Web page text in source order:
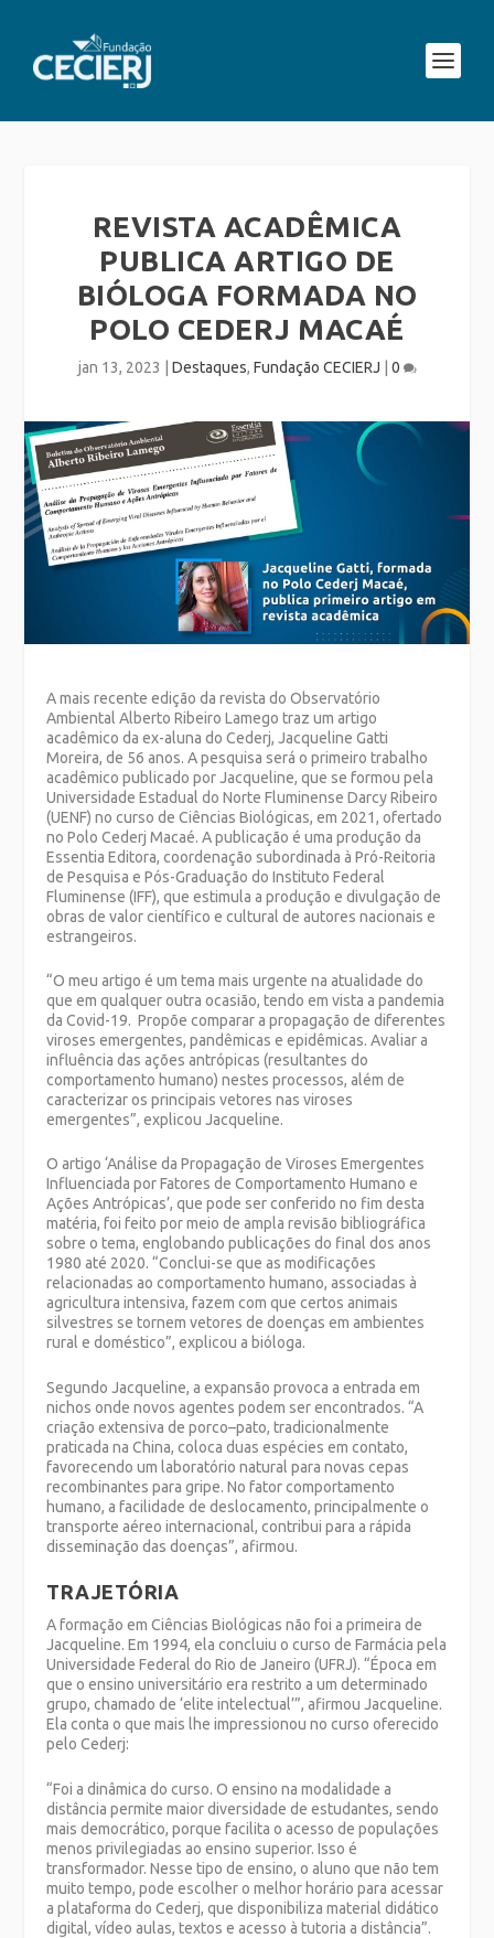
REVISTA ACADÊMICA
PUBLICA ARTIGO DE
BIÓLOGA FORMADA NO
POLO CEDERJ MACAÉ
jan 13, 2023 Destaques, Fundação CECIERJ 0
A mais recente edição da revista do Observatório
Ambiental Alberto Ribeiro Lamego traz um artigo
acadêmico da ex-aluna do Cederj, Jacqueline Gatti
Moreira, de 56 anos. A pesquisa será o primeiro trabalho
acadêmico publicado por Jacqueline, que se formou pela
Universidade Estadual do Norte Fluminense Darcy Ribeiro
(UENF) no curso de Ciências Biológicas, em 2021, ofertado
no Polo Cederj Macaé. A publicação é uma produção da
Essentia Editora, coordenação subordinada à Pró-Reitoria
de Pesquisa e Pós-Graduação do Instituto Federal
Fluminense (IFF), que estimula a produção e divulgação de
obras de valor científico e cultural de autores nacionais e
estrangeiros.
“O meu artigo é um tema mais urgente na atualidade do
que em qualquer outra ocasião, tendo em vista a pandemia
da Covid-19. Propõe comparar a propagação de diferentes
viroses emergentes, pandêmicas e epidêmicas. Avaliar a
influência das ações antrópicas (resultantes do
comportamento humano) nestes processos, além de
caracterizar os principais vetores nas viroses
emergentes”, explicouJacqueline.
O artigo‘Análise da Propagação de Viroses Emergentes
Influenciada por Fatores de Comportamento Humano e
Ações Antrópicas’, que pode ser conferido no fim desta
matéria,foi feito por meio de ampla revisão bibliográfica
sobre o tema, englobando publicações do final dos anos
1980 até 2020. “Conclui-se que as modificações
relacionadas ao comportamento humano, associadas à
agricultura intensiva, fazem com que certos animais
silvestres se tornem vetores de doenças em ambientes
rural e doméstico”, explicou a bióloga.
Segundo Jacqueline, a expansão provoca a entrada em
nichos onde novos agentes podem ser encontrados. “A
criação extensiva de porco–pato, tradicionalmente
praticada na China, coloca duas espécies em contato,
favorecendo um laboratório natural para novas cepas
recombinantes para gripe. No fator comportamento
humano, a facilidade de deslocamento, principalmente o
transporte aéreo internacional, contribui para a rápida
disseminação das doenças”, afirmou.
TRAJETÓRIA
A formação em Ciências Biológicas não foi a primeira de
Jacqueline. Em 1994, ela concluiu o curso de Farmácia pela
Universidade Federal do Rio de Janeiro (UFRJ). “Época em
que o ensino universitário era restrito a um determinado
grupo, chamado de ‘elite intelectual’”, afirmou Jacqueline.
Ela conta o que mais lhe impressionou no curso oferecido
pelo Cederj:
“Foi a dinâmica do curso. O ensino na modalidade a
distância permite maior diversidade de estudantes, sendo
mais democrático, porque facilita o acesso de populações
menos privilegiadas ao ensino superior. Isso é
transformador. Nesse tipo de ensino, o aluno que não tem
muito tempo, pode escolher o melhor horário para acessar
a plataforma do Cederj, que disponibiliza material didático
digital, vídeo aulas, textos e acesso à tutoria a distância”.